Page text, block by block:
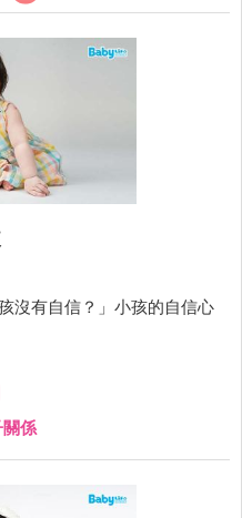
沒有自信？」小孩的自信心
係